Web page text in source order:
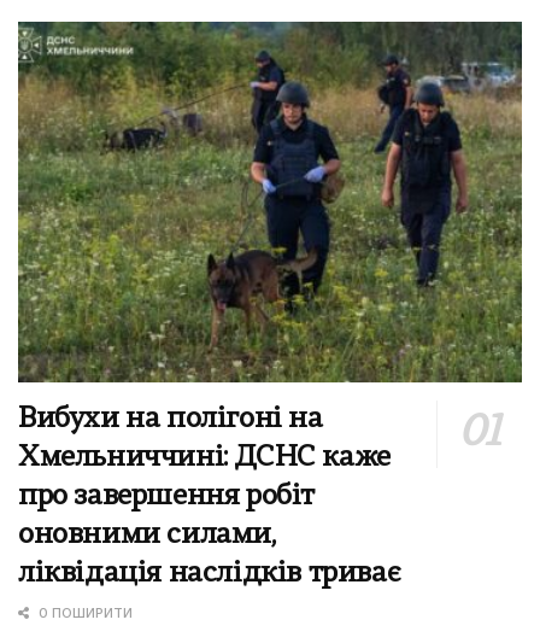
Вибухи на полігоні на
Хмельниччині: ДСНС каже
про завершення робіт
оновними силами,
ліквідація наслідків триває
0 ПОШИРИТИ